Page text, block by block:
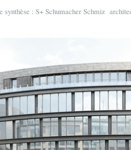
synthèse : S+ Schumacher Schmiz